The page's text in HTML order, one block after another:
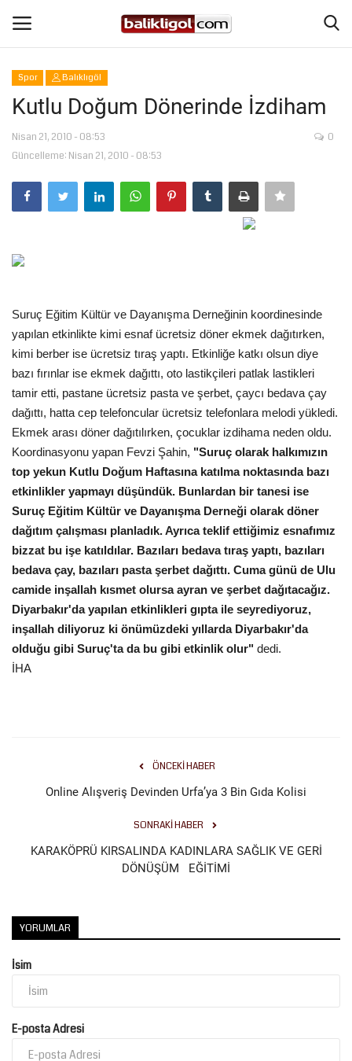
Giriş Yap
Anasayfa
Köşe Yazıları
Şanlıurfa
Spor
Gündem
Tekno Bilim
Ekonomi
Siyaset
Galeriler
Yaşam
Künye
Sağlık
Spor Balıklıgöl
Kutlu Doğum Dönerinde İzdiham
Nisan 21, 2010 - 08:53
Güncelleme: Nisan 21, 2010 - 08:53
0
Suruç Eğitim Kültür ve Dayanışma Derneğinin koordinesinde
yapılan etkinlikte kimi esnaf ücretsiz döner ekmek dağıtırken,
kimi berber ise ücretsiz tıraş yaptı. Etkinliğe katkı olsun diye
bazı fırınlar ise ekmek dağıttı, oto lastikçileri patlak lastikleri
tamir etti, pastane ücretsiz pasta ve şerbet, çaycı bedava çay
dağıttı, hatta cep telefoncular ücretsiz telefonlara melodi yükledi.
Ekmek arası döner dağıtılırken, çocuklar izdihama neden oldu.
Koordinasyonu yapan Fevzi Şahin, "Suruç olarak halkımızın
top yekun Kutlu Doğum Haftasına katılma noktasında bazı
etkinlikler yapmayı düşündük. Bunlardan bir tanesi ise
Suruç Eğitim Kültür ve Dayanışma Derneği olarak döner
dağıtım çalışması planladık. Ayrıca teklif ettiğimiz esnafımız
bizzat bu işe katıldılar. Bazıları bedava tıraş yaptı, bazıları
bedava çay, bazıları pasta şerbet dağıttı. Cuma günü de Ulu
camide inşallah kısmet olursa ayran ve şerbet dağıtacağız.
Diyarbakır'da yapılan etkinlikleri gıpta ile seyrediyoruz,
inşallah diliyoruz ki önümüzdeki yıllarda Diyarbakır'da
olduğu gibi Suruç'ta da bu gibi etkinlik olur" dedi.
İHA
ÖNCEKI HABER
Online Alışveriş Devinden Urfa’ya 3 Bin Gıda Kolisi
SONRAKI HABER
KARAKÖPRÜ KIRSALINDA KADINLARA SAĞLIK VE GERİ
DÖNÜŞÜM EĞİTİMİ
YORUMLAR
İsim
E-posta Adresi